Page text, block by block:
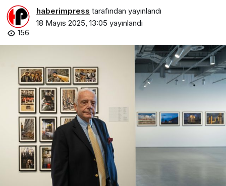
haberimpress tarafından yayınlandı
18 Mayıs 2025, 13:05 yayınlandı
156